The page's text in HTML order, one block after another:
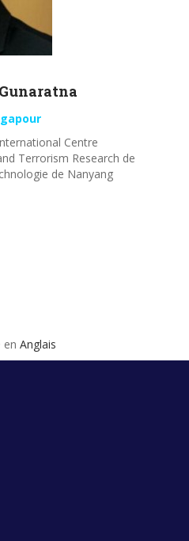
Gunaratna
Centre
Terrorism Research de
de Nanyang
en Anglais